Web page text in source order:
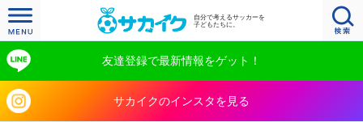
自分で考えるサッカーを
子どもたちに。
友達登録で最新情報をゲット！
サカイクのインスタを見る